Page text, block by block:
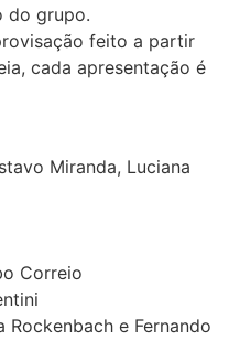
do grupo.
feito a partir
cada apresentação é
Miranda, Luciana
Correio
Rockenbach e Fernando